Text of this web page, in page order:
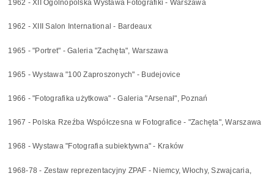
1962 - XII Ogólnopolska Wystawa Fotografiki - Warszawa
1962 - XIII Salon International - Bardeaux
1965 - "Portret" - Galeria "Zachęta", Warszawa
1965 - Wystawa "100 Zaproszonych" - Budejovice
1966 - "Fotografika użytkowa" - Galeria "Arsenał", Poznań
1967 - Polska Rzeźba Współczesna w Fotografice - "Zachęta", Warszawa
1968 - Wystawa "Fotografia subiektywna" - Kraków
1968-78 - Zestaw reprezentacyjny ZPAF - Niemcy, Włochy, Szwajcaria,